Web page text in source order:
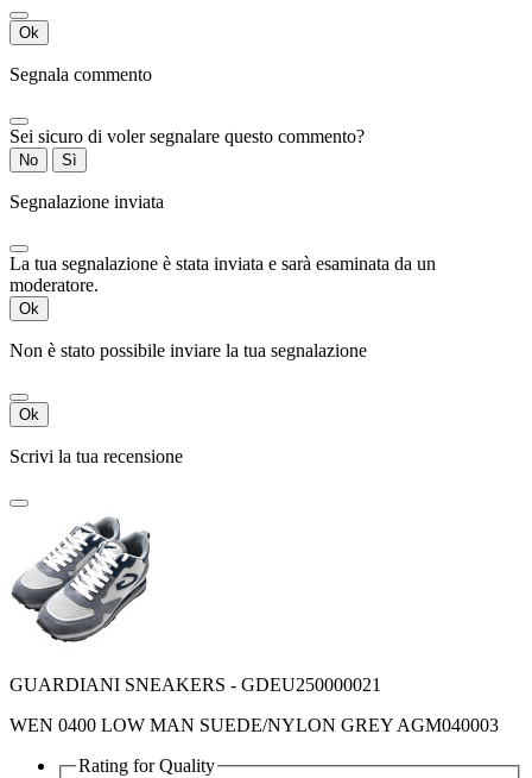
Ok
Segnala commento
Sei sicuro di voler segnalare questo commento?
No Sì
Segnalazione inviata
La tua segnalazione è stata inviata e sarà esaminata da un
moderatore.
Ok
Non è stato possibile inviare la tua segnalazione
Ok
Scrivi la tua recensione
GUARDIANI SNEAKERS - GDEU250000021
WEN 0400 LOW MAN SUEDE/NYLON GREY AGM040003
Rating forQuality